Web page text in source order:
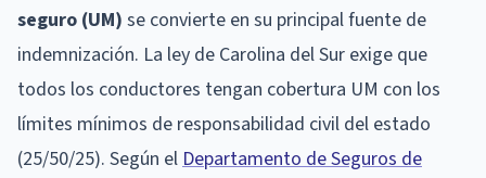
seguro (UM) se convierte en su principal fuente de
indemnización. La ley de Carolina del Sur exige que
todos los conductores tengan cobertura UM con los
límites mínimos de responsabilidad civil del estado
(25/50/25). Según el Departamento de Seguros de